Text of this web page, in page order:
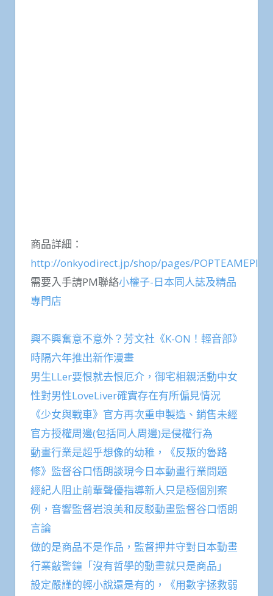
商品詳細：
http://onkyodirect.jp/shop/pages/
需要入手請PM聯絡小權子-日本同人誌及精品
專門店
興不興奮意不意外？芳文社《K-ON！輕音部》
時隔六年推出新作漫畫
男生LLer要恨就去恨厄介，御宅相親活動中女
性對男性LoveLiver確實存在有所偏見情況
《少女與戰車》官方再次重申製造、銷售未經
官方授權周邊(包括同人周邊)是侵權行為
動畫行業是超乎想像的幼稚，《反叛的魯路
修》監督谷口悟朗談現今日本動畫行業問題
經紀人阻止前輩聲優指導新人只是極個別案
例，音響監督岩浪美和反駁動畫監督谷口悟朗
言論
做的是商品不是作品，監督押井守對日本動畫
行業敲警鐘「沒有哲學的動畫就只是商品」
設定嚴謹的輕小說還是有的，《用數字拯救弱